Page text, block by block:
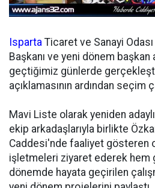
Isparta Ticaret ve Sanayi Odası
Başkanı ve yeni dönem başkan
geçtiğimiz günlerde
açıklamasının ardından seçim
Mavi Liste olarak yeniden
ekip arkadaşlarıyla birlikte
Caddesi'nde faaliyet gösteren
işletmeleri ziyaret ederek hem
dönemde hayata geçirilen